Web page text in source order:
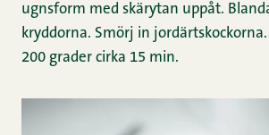
ugnsform med skärytan uppåt.
kryddorna. Smörj in
200 grader cirka 15 min.